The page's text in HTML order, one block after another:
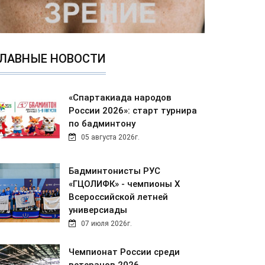
НОВОСТИ
«Спартакиада народов
России 2026»: старт турнира
по бадминтону
05 августа 2026г.
Бадминтонисты РУС
«ГЦОЛИФК» - чемпионы Х
Всероссийской летней
универсиады
07 июля 2026г.
Чемпионат России среди